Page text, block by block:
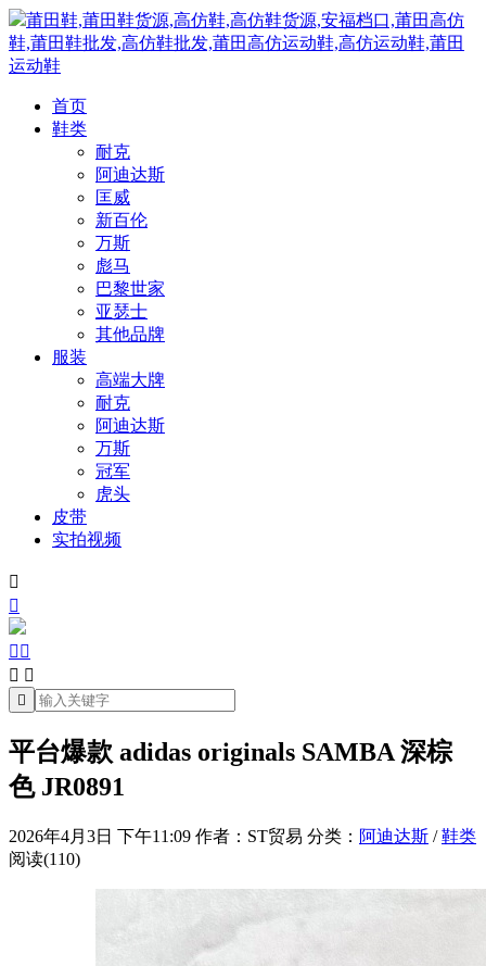
莆田鞋,莆田鞋货源,高仿鞋,高仿鞋货源,安福档口,莆田高仿
鞋,莆田鞋批发,高仿鞋批发,莆田高仿运动鞋,高仿运动鞋,莆田
运动鞋
首页
鞋类
耐克
阿迪达斯
匡威
新百伦
万斯
彪马
巴黎世家
亚瑟士
其他品牌
服装
高端大牌
耐克
阿迪达斯
万斯
冠军
虎头
皮带
实拍视频


 
 

平台爆款 adidas originals SAMBA 深棕
色 JR0891
2026年4月3日 下午11:09 作者：ST贸易 分类： 阿迪达斯 /鞋类
阅读(110)